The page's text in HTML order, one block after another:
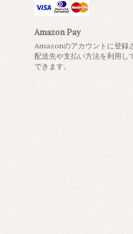
Amazon Pay
Amazonのアカウントに登録
配送先や支払い方法を利用し
できます。